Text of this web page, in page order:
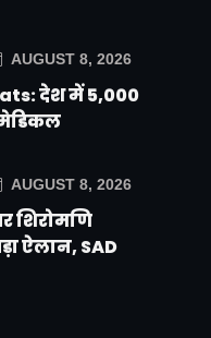
AUGUST 8, 2026
देश में 5,000
मेडिकल
AUGUST 8, 2026
शिरोमणि
ऐलान, SAD